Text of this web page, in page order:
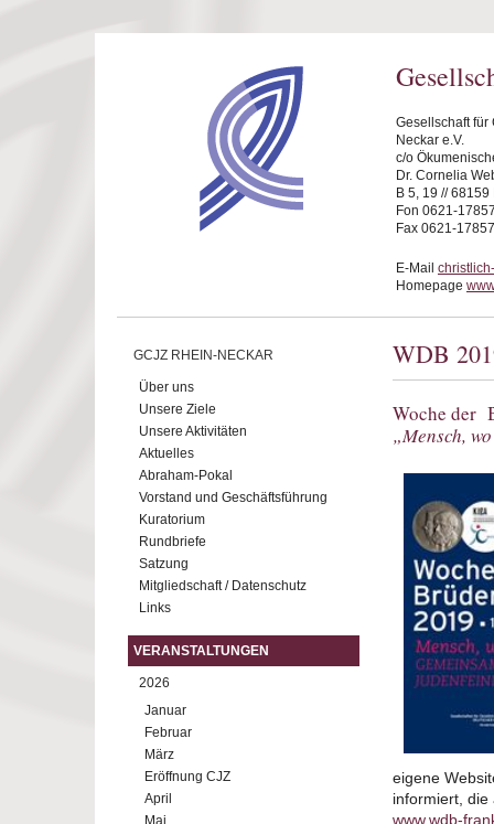
Gesellschaft
Neckar e.V.
c/o
Dr. Cornelia
B 5, 19 //
Fon 0621-
Fax 0621-
E-Mail
Homepage
GCJZ RHEIN-NECKAR
Über uns
Unsere Ziele
Unsere Aktivitäten
Aktuelles
Abraham-Pokal
Vorstand und Geschäftsführung
Kuratorium
Rundbriefe
Satzung
Mitgliedschaft / Datenschutz
Links
VERANSTALTUNGEN
2026
Januar
Februar
März
Eröffnung CJZ
April
Mai
WDB
Woche der
„Mensch,
eigene
informiert, die
www.wdb-